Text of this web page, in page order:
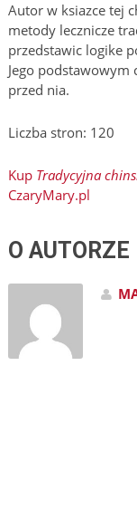
Autor w ksiazce tej
metody lecznicze
przedstawic logike
Jego podstawowym
przed nia.
Liczba stron: 120
Kup Tradycyjna
CzaryMary.pl
O AUTORZE